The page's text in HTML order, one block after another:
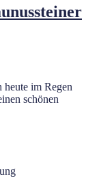
heute im Regen
schönen